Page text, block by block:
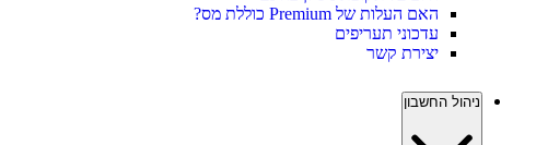
האם העלות של Premium כוללת מס?
עדכוני תעריפים
יצירת קשר
ניהול החשבון